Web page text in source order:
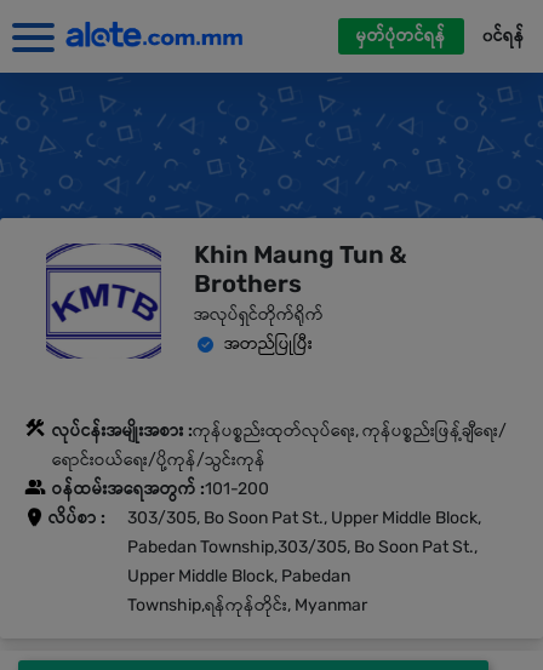
မှတ်ပုံတင်ရန် ၀င်ရန်
Khin Maung Tun &
Brothers
အလုပ်ရှင်တိုက်ရိုက်
အတည်ပြုပြီး
လုပ်ငန်းအမျိုးအစား :ကုန်ပစ္စည်းထုတ်လုပ်ရေး, ကုန်ပစ္စည်းဖြန့်ချီရေး/
ရောင်းဝယ်ရေး/ပို့ကုန်/သွင်းကုန်
ဝန်ထမ်းအရေအတွက် :101-200
လိပ်စာ :
303/305, Bo Soon Pat St., Upper Middle Block,
Pabedan Township,303/305, Bo Soon Pat St.,
Upper Middle Block, Pabedan
Township,ရန်ကုန်တိုင်း, Myanmar